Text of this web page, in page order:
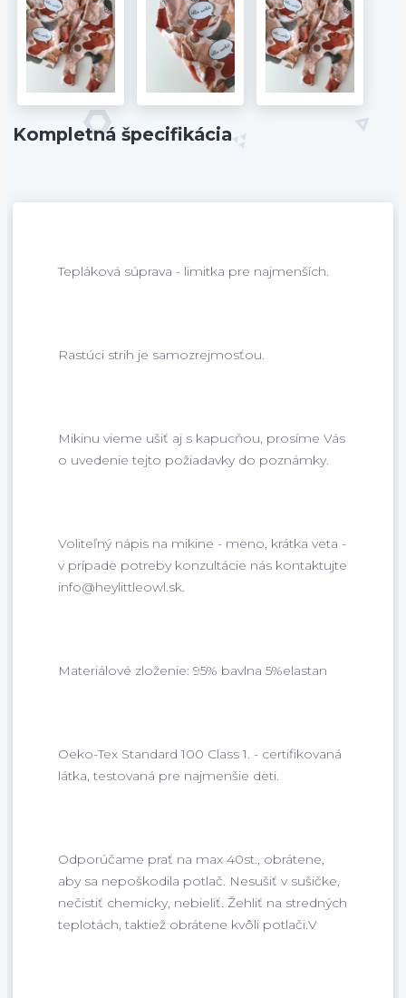
Kompletná špecifikácia
Tepláková súprava - limitka pre najmenších.
Rastúci strih je samozrejmosťou.
Mikinu vieme ušiť aj s kapucňou, prosíme Vás
o uvedenie tejto požiadavky do poznámky.
Voliteľný nápis na mikine - meno, krátka veta -
v prípade potreby konzultácie nás kontaktujte
info@heylittleowl.sk.
Materiálové zloženie: 95% bavlna 5%elastan
Oeko-Tex Standard 100 Class 1. - certifikovaná
látka, testovaná pre najmenšie deti.
Odporúčame prať na max 40st., obrátene,
aby sa nepoškodila potlač. Nesušiť v sušičke,
nečistiť chemicky, nebieliť. Žehliť na stredných
teplotách, taktiež obrátene kvôli potlači.V